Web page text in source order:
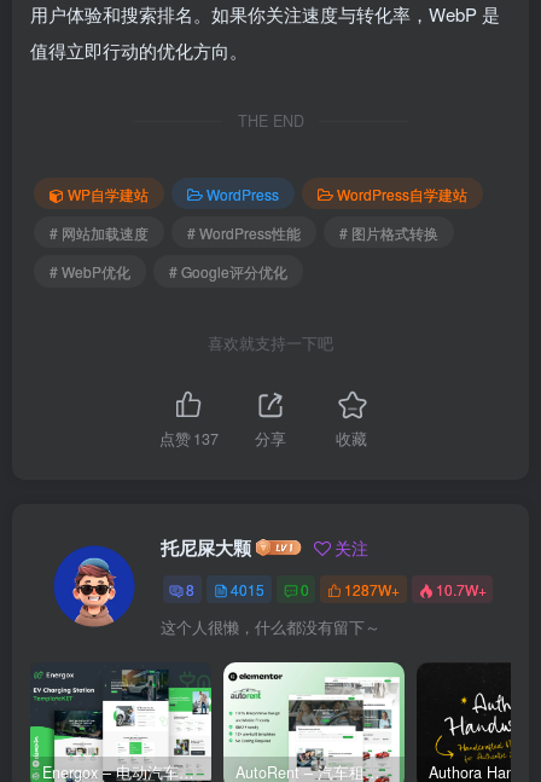
用户体验和搜索排名。如果你关注速度与转化率，WebP 是
值得立即行动的优化方向。
THE END
WP自学建站 WordPress
WordPress自学建站
# 网站加载速度
# WordPress性能
# 图片格式转换
# WebP优化
# Google评分优化
喜欢就支持一下吧
点赞137 分享 收藏
托尼屎大颗 关注
8 4015 0 1287W+ 10.7W+
这个人很懒，什么都没有留下～
Energox – 电动汽车充电站 Elementor 模板套件 AutoRent – 汽车租赁服务 Elementor 模板套件